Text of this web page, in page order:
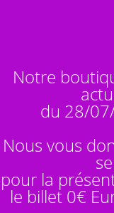
Notre
du 28/
Nous vous
pour la
le billet 0€